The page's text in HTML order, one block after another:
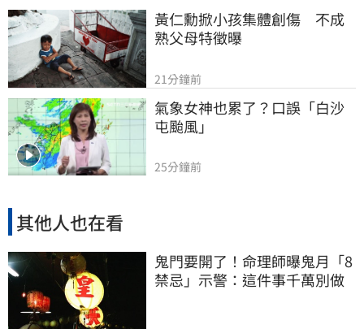
黃仁勳掀小孩集體創傷　不成
熟父母特徵曝
21分鐘前
氣象女神也累了？口誤「白沙
屯颱風」
25分鐘前
其他人也在看
鬼門要開了！命理師曝鬼月「8
禁忌」示警：這件事千萬別做